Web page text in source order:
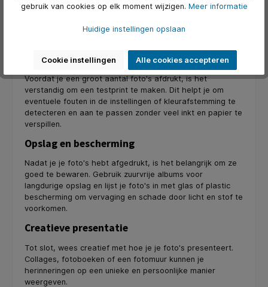
papiertype en printkwaliteit hebt geselecteerd. Sommige
verbeteren door de inktdichtheid en kleurnauwkeurigheid
Testprints
Voordat je een groot aantal foto's afdrukt, is het
verstandig om een testprint te maken. Dit helpt je om
eventuele fouten in de instellingen of kleurafstemming te
detecteren en aan te passen zonder veel inkt en papier te
verspillen.
Opslag en bescherming
Nadat je je foto's hebt afgedrukt, is het belangrijk om ze
goed te bewaren. Gebruik zuurvrije albums voor
langdurige opslag en lijst je foto's in met glas of plastic
bescherming om vervaging en schade door licht en stof te
voorkomen.
Creatieve presentatie
Tot slot, wees creatief met hoe je je foto's presenteert.
Collages, fotoboeken of een fotomuur kunnen je
herinneringen op een unieke en persoonlijke manier
weergeven.
gebruik van cookies op elk moment wijzigen. Meer informatie
Huidige instellingen opslaan
Cookie instellingen Alle cookies accepteren